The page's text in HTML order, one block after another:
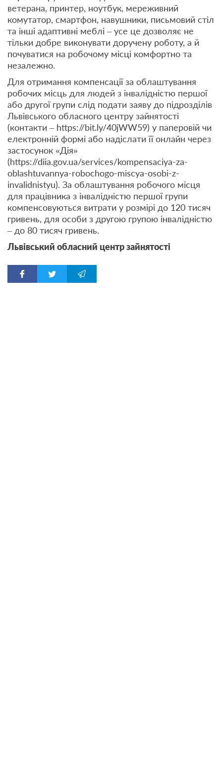
ветерана, принтер, ноутбук, мереживний
комутатор, смартфон, навушники, письмовий стіл
та інші адаптивні меблі – усе це дозволяє не
тільки добре виконувати доручену роботу, а й
почуватися на робочому місці комфортно та
незалежно.
Для отримання компенсації за облаштування
робочих місць для людей з інвалідністю першої
або другої групи слід подати заяву до підрозділів
Львівського обласного центру зайнятості
(контакти – https://bit.ly/40jWW59) у паперовій чи
електронній формі або надіслати її онлайн через
застосунок «Дія»
(https://diia.gov.ua/services/kompensaciya-za-
oblashtuvannya-robochogo-miscya-osobi-z-
invalidnistyu). За облаштування робочого місця
для працівника з інвалідністю першої групи
компенсовуються витрати у розмірі до 120 тисяч
гривень, для особи з другою групою інвалідністю
– до 80 тисяч гривень.
Львівський обласний центр зайнятості